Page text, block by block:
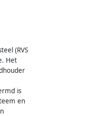
(RVS
Het
is
en